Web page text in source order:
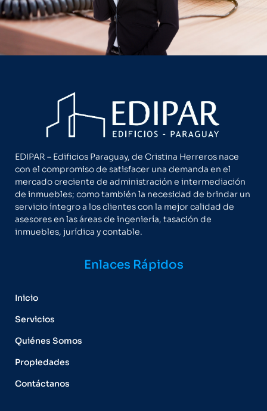
EDIPAR – Edificios Paraguay, de Cristina Herreros nace
con el compromiso de satisfacer una demanda en el
mercado creciente de administración e intermediación
de inmuebles; como también la necesidad de brindar un
servicio íntegro a los clientes con la mejor calidad de
asesores en las áreas de ingeniería, tasación de
inmuebles, jurídica y contable.
Enlaces Rápidos
Inicio
Servicios
Quiénes Somos
Propiedades
Contáctanos